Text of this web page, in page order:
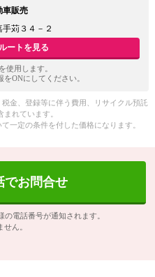
車販売
苅３４－２
ートを見る
使用します。
ONにしてください。
金、登録等に伴う費用、リサイクル預託
れています。
一定の条件を付した価格になります。
でお問合せ
電話番号が通知されます。
ん。